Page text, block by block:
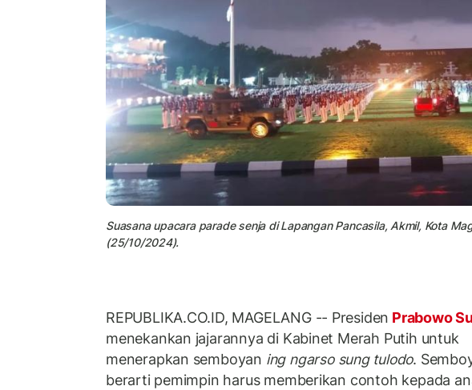
Suasana upacara parade senja di Lapangan Pancasila, Akmil, Kota
(25/10/2024).
REPUBLIKA.CO.ID, MAGELANG -- Presiden Prabowo
menekankan jajarannya di Kabinet Merah Putih untuk
menerapkan semboyan ing ngarso sung tulodo.
berarti pemimpin harus memberikan contoh kepada